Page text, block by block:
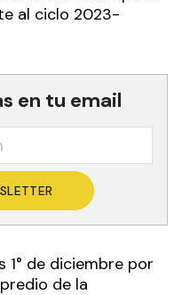
al ciclo 2023-
en tu email
1° de diciembre por
de la